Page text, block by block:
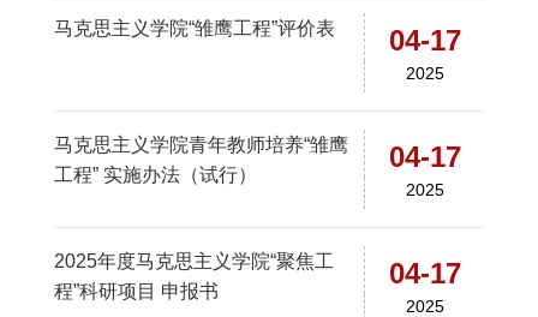
马克思主义学院“雏鹰工程”评价表 04-17
2025
马克思主义学院青年教师培养“雏鹰
工程” 实施办法（试行）
04-17
2025
2025年度马克思主义学院“聚焦工
程”科研项目 申报书
04-17
2025